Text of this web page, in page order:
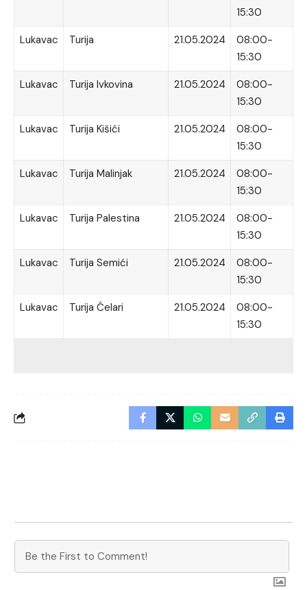
15:30
Lukavac
Turija 21.05.2024
08:00-
15:30
Lukavac
Turija Ivkovina 21.05.2024
08:00-
15:30
Lukavac
Turija Kišići 21.05.2024
08:00-
15:30
Lukavac
Turija Malinjak 21.05.2024
08:00-
15:30
Lukavac
Turija Palestina 21.05.2024
08:00-
15:30
Lukavac
Turija Semići 21.05.2024
08:00-
15:30
Lukavac
Turija Ćelari 21.05.2024
08:00-
15:30